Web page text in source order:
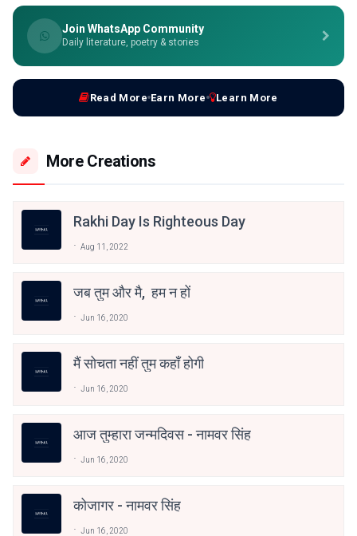
Join WhatsApp Community
Daily literature, poetry & stories
Read More Earn More Learn More
More Creations
Rakhi Day Is Righteous Day
Aug 11, 2022
जब तुम और मै, हम न हों
Jun 16, 2020
मैं सोचता नहीं तुम कहाँ होगी
Jun 16, 2020
आज तुम्हारा जन्मदिवस - नामवर सिंह
Jun 16, 2020
कोजागर - नामवर सिंह
Jun 16, 2020